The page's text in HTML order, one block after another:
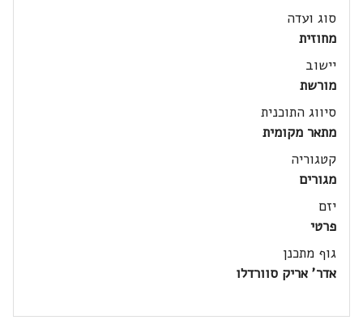
סוג ועדה
מחוזית
יישוב
מורשת
סיווג התוכנית
מתאר מקומית
קטגוריה
מגורים
יזם
פרטי
גוף מתכנן
אדר' אריק סוורדלו